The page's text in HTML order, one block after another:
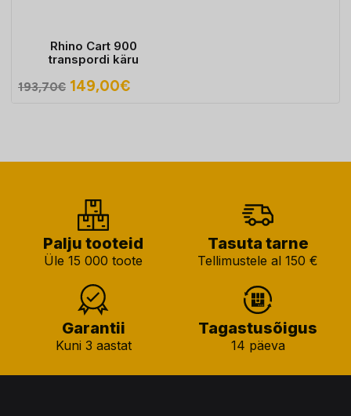
Rhino Cart 900
transpordi käru
193,70€ Algne
149,00€Praegune
Palju tooteid
Üle 15 000 toote
Tasuta tarne
Tellimustele al 150 €
Garantii
Kuni 3 aastat
Tagastusõigus
14 päeva